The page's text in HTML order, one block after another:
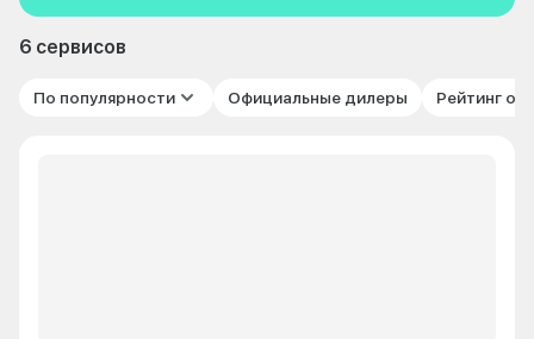
6 сервисов
По популярности Официальные дилеры Рейтинг